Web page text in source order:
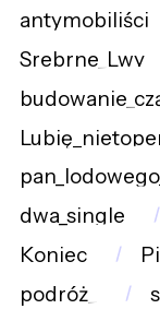
antymobiliści
Srebrne_Lwy
dwa_single
Koniec
podróż_